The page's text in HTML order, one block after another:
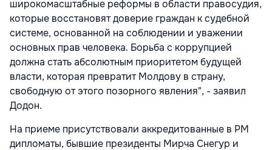
широкомасштабные реформы в области правосудия,
которые восстановят доверие граждан к судебной
системе, основанной на соблюдении и уважении
основных прав человека. Борьба с коррупцией
должна стать абсолютным приоритетом будущей
власти, которая превратит Молдову в страну,
свободную от этого позорного явления", - заявил
Додон.
На приеме присутствовали аккредитованные в РМ
дипломаты, бывшие президенты Мирча Снегур и